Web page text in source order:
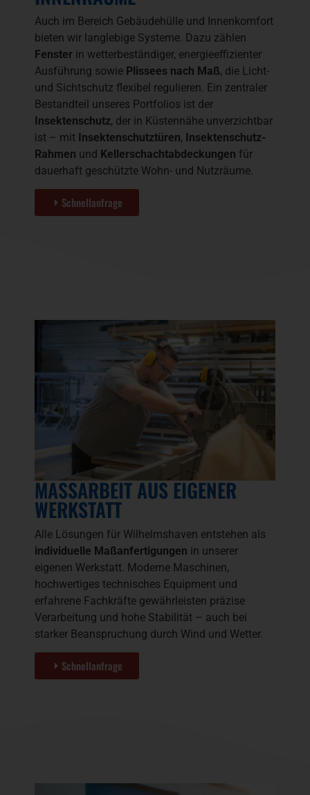
Auch im Bereich Gebäudehülle und Innenkomfort
bieten wir langlebige Systeme. Dazu zählen
Fenster in wetterbeständiger, energieeffizienter
Ausführung sowie Plissees nach Maß, die Licht-
und Sichtschutz flexibel regulieren. Ein zentraler
Bestandteil unseres Portfolios ist der
Insektenschutz, der in Küstennähe unverzichtbar
ist – mit Insektenschutztüren, Insektenschutz-
Rahmen und Kellerschachtabdeckungen für
dauerhaft geschützte Wohn- und Nutzräume.
Schnellanfrage
MASSARBEIT AUS EIGENER W
ERKSTATT
Alle Lösungen für Wilhelmshaven entstehen als
individuelle Maßanfertigungen in unserer
eigenen Werkstatt. Moderne Maschinen,
hochwertiges technisches Equipment und
erfahrene Fachkräfte gewährleisten präzise
Verarbeitung und hohe Stabilität – auch bei
starker Beanspruchung durch Wind und Wetter.
Schnellanfrage